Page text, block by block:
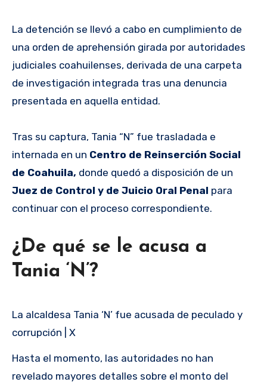
La detención se llevó a cabo en cumplimiento de
una orden de aprehensión girada por autoridades
judiciales coahuilenses, derivada de una carpeta
de investigación integrada tras una denuncia
presentada en aquella entidad.
Tras su captura, Tania “N” fue trasladada e
internada en un Centro de Reinserción Social
de Coahuila, donde quedó a disposición de un
Juez de Control y de Juicio Oral Penal para
continuar con el proceso correspondiente.
¿De qué se le acusa a
Tania ‘N’?
La alcaldesa Tania ‘N’ fue acusada de peculado y
corrupción | X
Hasta el momento, las autoridades no han
revelado mayores detalles sobre el monto del